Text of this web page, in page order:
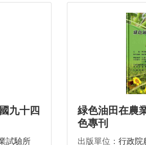
九十四
試驗所
緑色油田在農
色專刊
出版單位： 行政院